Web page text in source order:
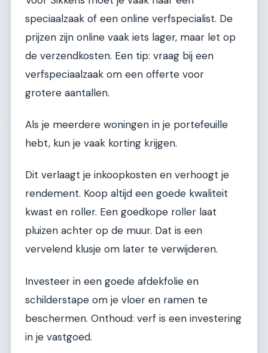
speciaalzaak of een online verfspecialist. De
prijzen zijn online vaak iets lager, maar let op
de verzendkosten. Een tip: vraag bij een
verfspeciaalzaak om een offerte voor
grotere aantallen.
Als je meerdere woningen in je portefeuille
hebt, kun je vaak korting krijgen.
Dit verlaagt je inkoopkosten en verhoogt je
rendement. Koop altijd een goede kwaliteit
kwast en roller. Een goedkope roller laat
pluizen achter op de muur. Dat is een
vervelend klusje om later te verwijderen.
Investeer in een goede afdekfolie en
schilderstape om je vloer en ramen te
beschermen. Onthoud: verf is een investering
in je vastgoed.